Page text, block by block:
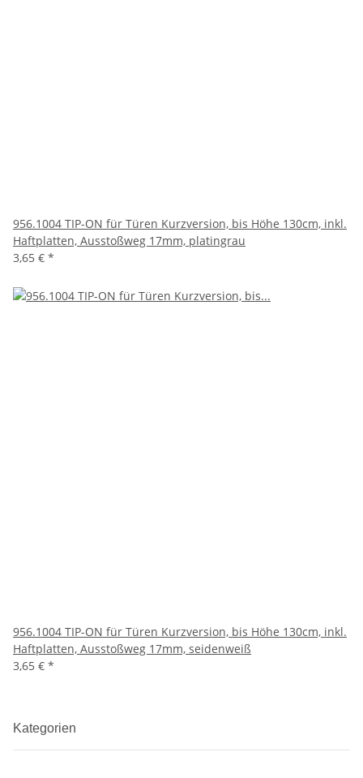
956.1004 TIP-ON für Türen Kurzversion, bis Höhe 130cm, inkl.
Haftplatten, Ausstoßweg 17mm, platingrau
3,65 € *
956.1004 TIP-ON für Türen Kurzversion, bis Höhe 130cm, inkl.
Haftplatten, Ausstoßweg 17mm, seidenweiß
3,65 € *
Kategorien